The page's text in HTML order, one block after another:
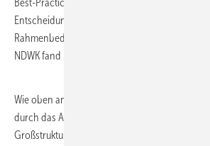
Best-Practice-Erfahrungen und direkten
Entscheidungsträgern aus Politik und Wirtschaft
Rahmenbedingungen und zukünftigen
NDWK fand 2024 in Hamburg statt und zählte
Wie oben angedeutet, wird im Rahmen der
durch das Anwendungszentrum Wasserstoff im
Großstrukturen in der Produktionstechnik (IGP)